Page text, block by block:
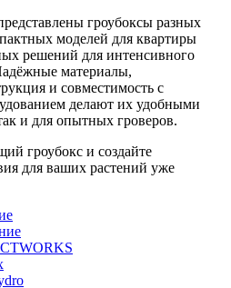
гроубоксы разных
моделей для квартиры
решений для интенсивного
материалы,
и совместимость с
делают их удобными
и для опытных гроверов.
гроубокс и создайте
для ваших растений уже